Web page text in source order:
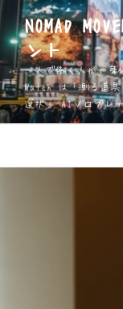
ン
テ
ン
ツ
へ
ス
NOMAD
ント
一人で働く人が、
Watch は「測る道
選択」 AIソロプレ